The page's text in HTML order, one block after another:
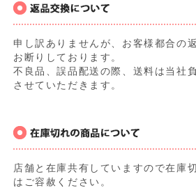
申し訳ありませんが、お客様都合の
お断りしております。
不良品、誤品配送の際、送料は当社
させていただきます。
店舗と在庫共有していますので在庫
はご容赦ください。